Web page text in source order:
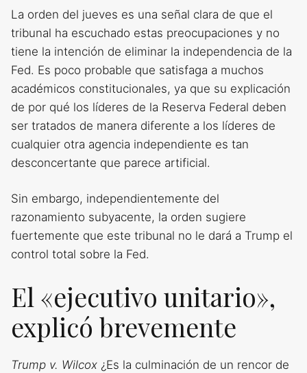
La orden del jueves es una señal clara de que el
tribunal ha escuchado estas preocupaciones y no
tiene la intención de eliminar la independencia de la
Fed. Es poco probable que satisfaga a muchos
académicos constitucionales, ya que su explicación
de por qué los líderes de la Reserva Federal deben
ser tratados de manera diferente a los líderes de
cualquier otra agencia independiente es tan
desconcertante que parece artificial.
Sin embargo, independientemente del
razonamiento subyacente, la orden sugiere
fuertemente que este tribunal no le dará a Trump el
control total sobre la Fed.
El «ejecutivo unitario»,
explicó brevemente
Trump v. Wilcox ¿Es la culminación de un rencor de